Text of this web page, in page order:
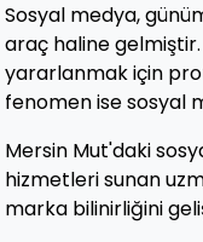
Sosyal medya,
araç haline
yararlanmak için
fenomen ise sosyal
Mersin Mut'daki
hizmetleri sunan
marka bilinirliğini